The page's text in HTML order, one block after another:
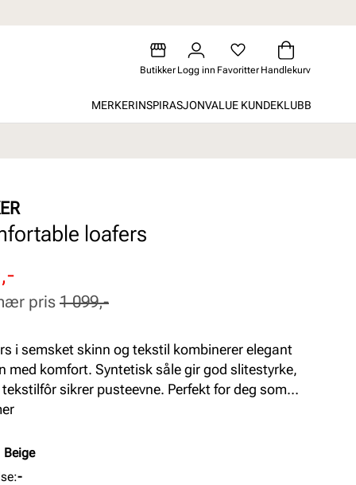
Butikker Logg inn Favoritter Handlekurv
MERKERINSPIRASJONVALUE KUNDEKLUBB
loafers
pris 1 099,-
i semsket skinn og tekstil kombinerer elegant
med komfort. Syntetisk såle gir god slitestyrke,
sikrer pusteevne. Perfekt for deg som
stilfulle og behagelige mokkasiner til
Beige
:-